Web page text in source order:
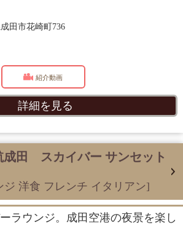
田市花崎町736
紹介動画
詳細を見る
成田 スカイバー サンセット
ジ 洋食 フレンチ イタリアン]
ラウンジ。成田空港の夜景を楽し